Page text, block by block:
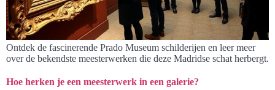
Ontdek de fascinerende Prado Museum schilderijen en leer meer
over de bekendste meesterwerken die deze Madridse schat herbergt.
Hoe herken je een meesterwerk in een galerie?